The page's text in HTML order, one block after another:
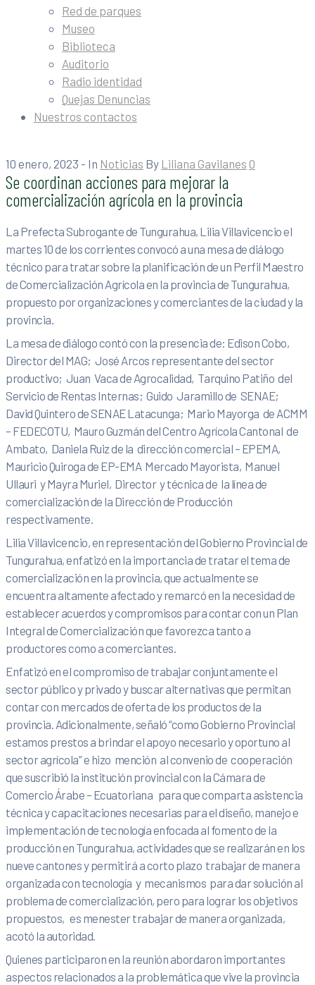
Red de parques
Museo
Biblioteca
Auditorio
Radio identidad
Quejas Denuncias
Nuestros contactos
10 enero, 2023 - In Noticias By Liliana Gavilanes 0
Se coordinan acciones para mejorar la
comercialización agrícola en la provincia
La Prefecta Subrogante de Tungurahua, Lilia Villavicencio el
martes 10 de los corrientes convocó a una mesa de diálogo
técnico para tratar sobre la planificación de un Perfil Maestro
de Comercialización Agrícola en la provincia de Tungurahua,
propuesto por organizaciones y comerciantes de la ciudad y la
provincia.
La mesa de diálogo contó con la presencia de: Edison Cobo,
Director del MAG; José Arcos representante del sector
productivo; Juan Vaca de Agrocalidad, Tarquino Patiño del
Servicio de Rentas Internas; Guido Jaramillo de SENAE;
David Quintero de SENAE Latacunga; Mario Mayorga de ACMM
– FEDECOTU, Mauro Guzmán del Centro Agrícola Cantonal de
Ambato, Daniela Ruiz de la dirección comercial – EPEMA,
Mauricio Quiroga de EP-EMA Mercado Mayorista, Manuel
Ullauri y Mayra Muriel, Director y técnica de la línea de
comercialización de la Dirección de Producción
respectivamente.
Lilia Villavicencio, en representación del Gobierno Provincial de
Tungurahua, enfatizó en la importancia de tratar el tema de
comercialización en la provincia, que actualmente se
encuentra altamente afectado y remarcó en la necesidad de
establecer acuerdos y compromisos para contar con un Plan
Integral de Comercialización que favorezca tanto a
productores como a comerciantes.
Enfatizó en el compromiso de trabajar conjuntamente el
sector público y privado y buscar alternativas que permitan
contar con mercados de oferta de los productos de la
provincia. Adicionalmente, señaló “como Gobierno Provincial
estamos prestos a brindar el apoyo necesario y oportuno al
sector agrícola” e hizo mención al convenio de cooperación
que suscribió la institución provincial con la Cámara de
Comercio Árabe – Ecuatoriana para que comparta asistencia
técnica y capacitaciones necesarias para el diseño, manejo e
implementación de tecnología enfocada al fomento de la
producción en Tungurahua, actividades que se realizarán en los
nueve cantones y permitirá a corto plazo trabajar de manera
organizada con tecnología y mecanismos para dar solución al
problema de comercialización, pero para lograr los objetivos
propuestos, es menester trabajar de manera organizada,
acotó la autoridad.
Quienes participaron en la reunión abordaron importantes
aspectos relacionados a la problemática que vive la provincia